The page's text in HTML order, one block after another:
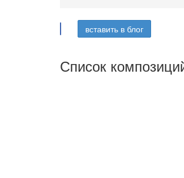
вставить в блог
Список